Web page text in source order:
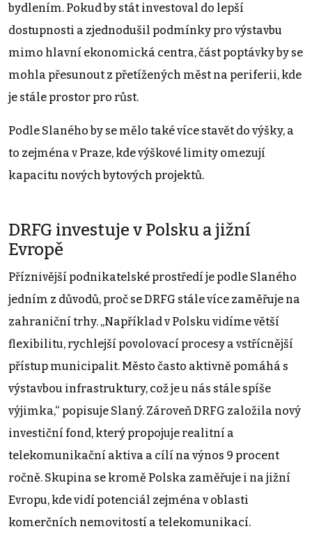
bydlením. Pokud by stát investoval do lepší
dostupnosti a zjednodušil podmínky pro výstavbu
mimo hlavní ekonomická centra, část poptávky by se
mohla přesunout z přetížených měst na periferii, kde
je stále prostor pro růst.
Podle Slaného by se mělo také více stavět do výšky, a
to zejména v Praze, kde výškové limity omezují
kapacitu nových bytových projektů.
DRFG investuje v Polsku a jižní
Evropě
Příznivější podnikatelské prostředí je podle Slaného
jedním z důvodů, proč se DRFG stále více zaměřuje na
zahraniční trhy. „Například v Polsku vidíme větší
flexibilitu, rychlejší povolovací procesy a vstřícnější
přístup municipalit. Město často aktivně pomáhá s
výstavbou infrastruktury, což je u nás stále spíše
výjimka,“ popisuje Slaný. Zároveň DRFG založila nový
investiční fond, který propojuje realitní a
telekomunikační aktiva a cílí na výnos 9 procent
ročně. Skupina se kromě Polska zaměřuje i na jižní
Evropu, kde vidí potenciál zejména v oblasti
komerčních nemovitostí a telekomunikací.